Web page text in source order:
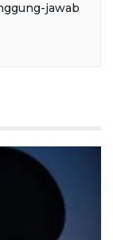
jawab